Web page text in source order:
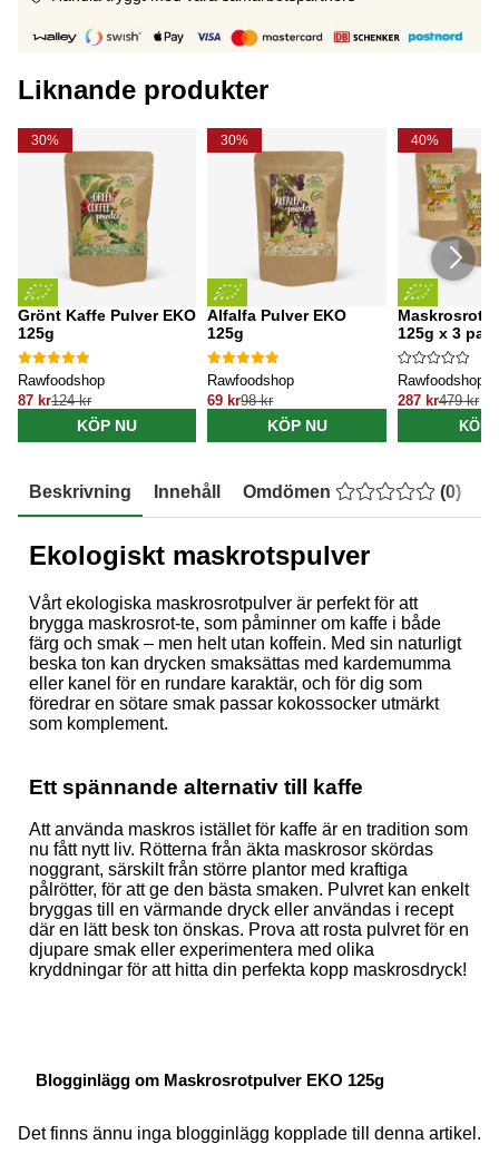
Liknande produkter
30%
Grönt Kaffe Pulver EKO
125g
Rawfoodshop
87 kr124 kr
KÖP NU
30%
Alfalfa Pulver EKO
125g
Rawfoodshop
69 kr98 kr
KÖP NU
40%
125g x 3
Rawfoodshop
287 kr479 kr
KÖP
Beskrivning Innehåll Omdömen (0)
Ekologiskt maskrotspulver
Vårt ekologiska maskrosrotpulver är perfekt för att
brygga maskrosrot-te, som påminner om kaffe i både
färg och smak – men helt utan koffein. Med sin naturligt
beska ton kan drycken smaksättas med kardemumma
eller kanel för en rundare karaktär, och för dig som
föredrar en sötare smak passar kokossocker utmärkt
som komplement.
Ett spännande alternativ till kaffe
Att använda maskros istället för kaffe är en tradition som
nu fått nytt liv. Rötterna från äkta maskrosor skördas
noggrant, särskilt från större plantor med kraftiga
pålrötter, för att ge den bästa smaken. Pulvret kan enkelt
bryggas till en värmande dryck eller användas i recept
där en lätt besk ton önskas. Prova att rosta pulvret för en
djupare smak eller experimentera med olika
kryddningar för att hitta din perfekta kopp maskrosdryck!
Blogginlägg om Maskrosrotpulver EKO 125g
Det finns ännu inga blogginlägg kopplade till denna artikel.